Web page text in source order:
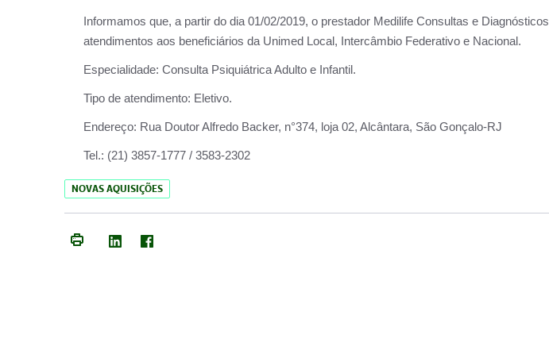
Informamos que, a partir do dia 01/02/2019, o prestador Medilife Consultas e Diagnósticos
atendimentos aos beneficiários da Unimed Local, Intercâmbio Federativo e Nacional.
Especialidade: Consulta Psiquiátrica Adulto e Infantil.
Tipo de atendimento: Eletivo.
Endereço: Rua Doutor Alfredo Backer, n°374, loja 02, Alcântara, São Gonçalo-RJ
Tel.: (21) 3857-1777 / 3583-2302
NOVAS AQUISIÇÕES